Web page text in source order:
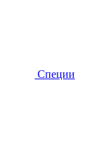
Специи